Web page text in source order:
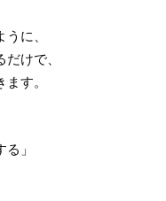
に、
けで、
す。
」